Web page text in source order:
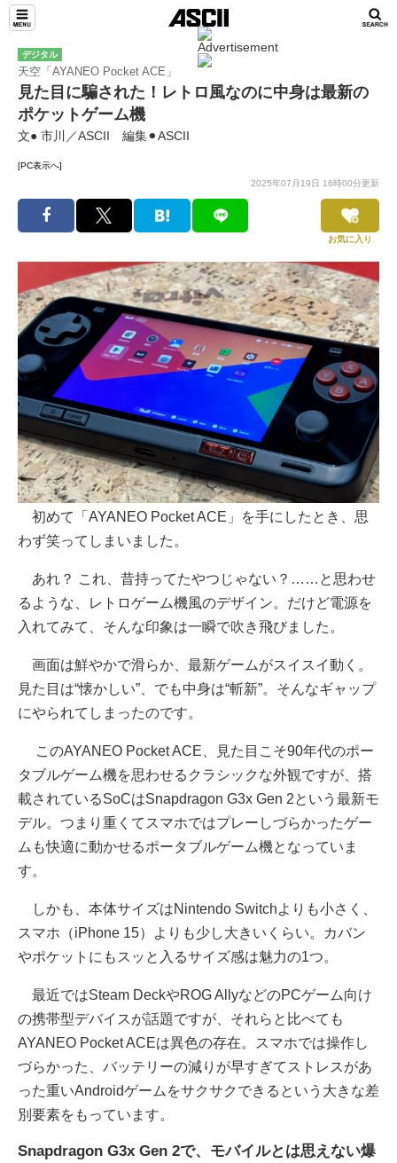
デジタル
天空「AYANEO Pocket ACE」
見た目に騙された！レトロ風なのに中身は最新の
ポケットゲーム機
文● 市川／ASCII 編集⚫︎ASCII
[PC表示へ]
2025年07月19日 16時00分更新
お気に入り
初めて「AYANEO Pocket ACE」を手にしたとき、思
わず笑ってしまいました。
あれ？ これ、昔持ってたやつじゃない？……と思わせ
るような、レトロゲーム機風のデザイン。だけど電源を
入れてみて、そんな印象は一瞬で吹き飛びました。
画面は鮮やかで滑らか、最新ゲームがスイスイ動く。
見た目は“懐かしい”、でも中身は“斬新”。そんなギャップ
にやられてしまったのです。
このAYANEO Pocket ACE、見た目こそ90年代のポー
タブルゲーム機を思わせるクラシックな外観ですが、搭
載されているSoCはSnapdragon G3x Gen 2という最新モ
デル。つまり重くてスマホではプレーしづらかったゲー
ムも快適に動かせるポータブルゲーム機となっていま
す。
しかも、本体サイズはNintendo Switchよりも小さく、
スマホ（iPhone 15）よりも少し大きいくらい。カバン
やポケットにもスッと入るサイズ感は魅力の1つ。
最近ではSteam DeckやROG AllyなどのPCゲーム向け
の携帯型デバイスが話題ですが、それらと比べても
AYANEO Pocket ACEは異色の存在。スマホでは操作し
づらかった、バッテリーの減りが早すぎてストレスがあ
った重いAndroidゲームをサクサクできるという大きな差
別要素をもっています。
Snapdragon G3x Gen 2で、モバイルとは思えない爆